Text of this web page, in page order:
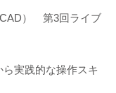
） 第3回ライブ
実践的な操作スキ